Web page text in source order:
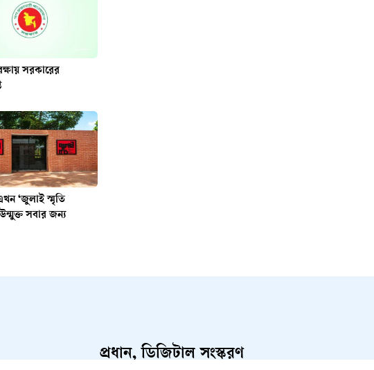
সরকারের
‘জুলাই স্মৃতি
সবার জন্য
প্রধান, ডিজিটাল সংস্করণ